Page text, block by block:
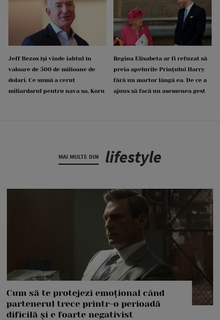
Jeff Bezos își vinde iahtul în
valoare de 500 de milioane de
dolari. Ce sumă a cerut
miliardarul pentru nava sa, Koru
Regina Elisabeta ar fi refuzat să
preia apelurile Prințului Harry
fără un martor lângă ea. De ce a
ajuns să facă un asemenea gest
MAI MULTE DIN lifestyle
Cum să te protejezi emoțional când
partenerul trece printr-o perioadă
dificilă și e foarte negativist